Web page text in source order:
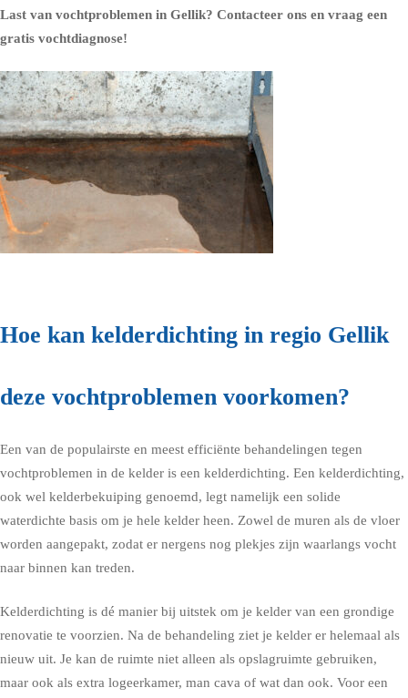
Last van vochtproblemen in Gellik? Contacteer ons en vraag een
gratis vochtdiagnose!
Hoe kan kelderdichting in regio Gellik
deze vochtproblemen voorkomen?
Een van de populairste en meest efficiënte behandelingen tegen
vochtproblemen in de kelder is een kelderdichting. Een kelderdichting,
ook wel kelderbekuiping genoemd, legt namelijk een solide
waterdichte basis om je hele kelder heen. Zowel de muren als de vloer
worden aangepakt, zodat er nergens nog plekjes zijn waarlangs vocht
naar binnen kan treden.
Kelderdichting is dé manier bij uitstek om je kelder van een grondige
renovatie te voorzien. Na de behandeling ziet je kelder er helemaal als
nieuw uit. Je kan de ruimte niet alleen als opslagruimte gebruiken,
maar ook als extra logeerkamer, man cava of wat dan ook. Voor een